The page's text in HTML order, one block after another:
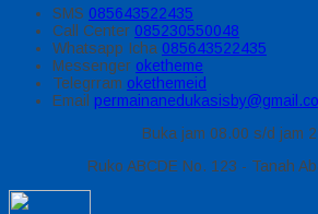
SMS 085643522435
Call Center 085230550048
Whatsapp Icha 085643522435
Messenger oketheme
Telegrram okethemeid
Email
Buka jam 08.00 s/d jam
Ruko ABCDE No. 123 - Tanah